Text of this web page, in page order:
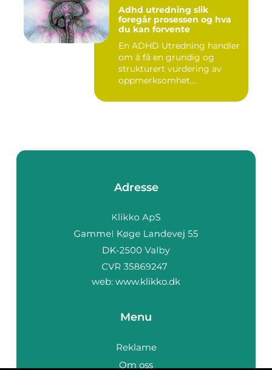
Adhd utredning slik
foregår prosessen og hva
du kan forvente
En ADHD Utredning handler
om å få en grundig og
strukturert vurdering av
oppmerksomhet,
Adresse
web: www.klikko.dk
Menu
Reklame
Om oss